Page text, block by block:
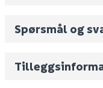
Spørsmål og
Vekt pr. stk / m2 (i
Volum